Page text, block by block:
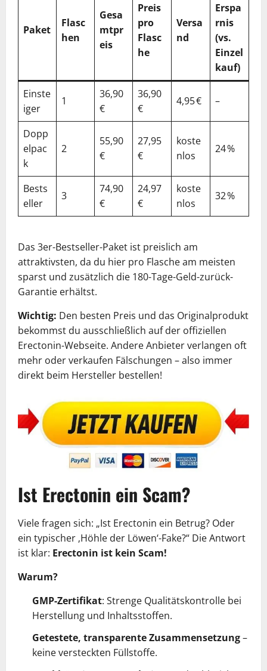
Paket
Flasc
hen
Gesa
mtpr
eis
Preis
pro
Flasc
he
Versa
nd
Erspa
rnis
(vs.
Einzel
kauf)
Einste
iger
1
36,90
€
36,90
€
4,95 € –
Dopp
elpac
k
2
55,90
€
27,95
€
koste
nlos
24 %
Bests
eller
3
74,90
€
24,97
€
koste
nlos
32 %
Das 3er-Bestseller-Paket ist preislich am
attraktivsten, da du hier pro Flasche am meisten
sparst und zusätzlich die 180-Tage-Geld-zurück-
Garantie erhältst.
Wichtig: Den besten Preis und das Originalprodukt
bekommst du ausschließlich auf der offiziellen
Erectonin-Webseite. Andere Anbieter verlangen oft
mehr oder verkaufen Fälschungen – also immer
direkt beim Hersteller bestellen!
Ist Erectonin ein Scam?
Viele fragen sich: „Ist Erectonin ein Betrug? Oder
ein typischer ‚Höhle der Löwen‘-Fake?“ Die Antwort
ist klar: Erectonin ist kein Scam!
Warum?
GMP-Zertifikat: Strenge Qualitätskontrolle bei
Herstellung und Inhaltsstoffen.
Getestete, transparente Zusammensetzung–
keine versteckten Füllstoffe.